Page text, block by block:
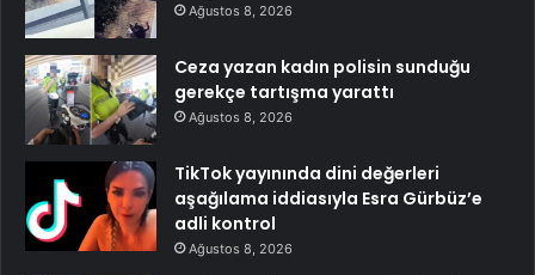
Ağustos 8, 2026
Ceza yazan kadın polisin sunduğu
gerekçe tartışma yarattı
Ağustos 8, 2026
TikTok yayınında dini değerleri
aşağılama iddiasıyla Esra Gürbüz’e
adli kontrol
Ağustos 8, 2026